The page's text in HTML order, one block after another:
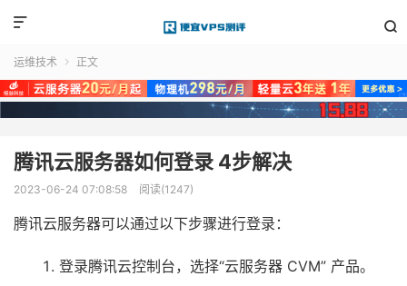


运维技术  正文
腾讯云服务器如何登录 4步解决
2023-06-24 07:08:58 阅读(1247)
腾讯云服务器可以通过以下步骤进行登录：
登录腾讯云控制台，选择“云服务器 CVM” 产品。